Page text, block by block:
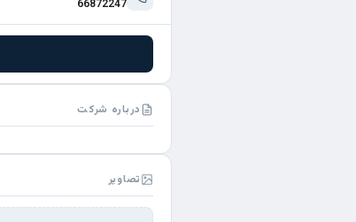
66872247
درباره شرکت
تصاویر